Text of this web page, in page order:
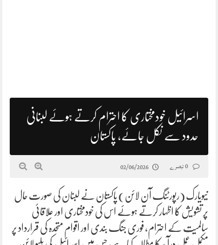
اسرائیل خودمختاری کا احترام کرتے ہوئے لبنانی
حدود سے نکل جائے، پاکستان
02/06/2026
نیویارک (رپورٹنگ آن لائن) پاکستان نے لبنان کی صورت حال
پر تشویش کا اظہار کرتے ہوئے اس کی خودمختاری اور علاقائی
سالمیت کے احترام، فوری جنگ بندی اور اقوام متحدہ کی قرارداد پر